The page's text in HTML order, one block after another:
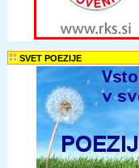
SVET POEZIJE